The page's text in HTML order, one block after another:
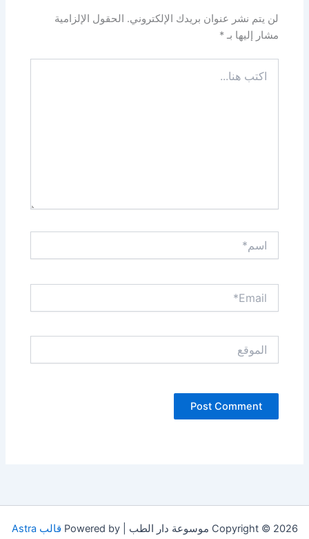
لن يتم نشر عنوان بريدك الإلكتروني.
الحقول الإلزامية
مشار إليها بـ*
هنا...
Copyright © 2026 موسوعة دار الطب | Powered by قالب Astra